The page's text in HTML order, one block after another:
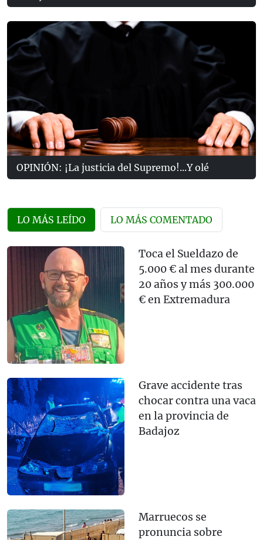
OPINIÓN: ¡La justicia del Supremo!...Y olé
LO MÁS LEÍDO LO MÁS COMENTADO
Toca el Sueldazo de
5.000 € al mes durante
20 años y más 300.000
€ en Extremadura
Grave accidente tras
chocar contra una vaca
en la provincia de
Badajoz
Marruecos se
pronuncia sobre